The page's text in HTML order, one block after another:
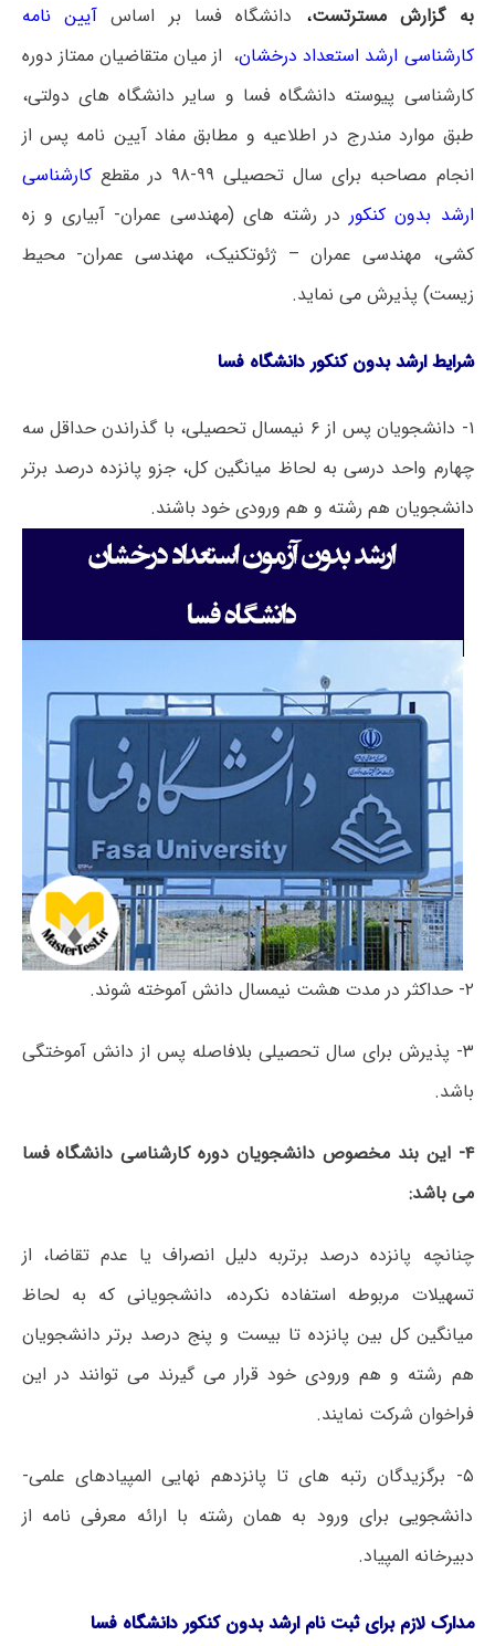
به گزارش مسترتست، دانشگاه فسا بر اساسآیین نامه
کارشناسی ارشد استعداد درخشان، از میان متقاضیان ممتاز دوره
کارشناسی پیوسته دانشگاه فسا و سایر دانشگاه های دولتی،
طبق موارد مندرج در اطلاعیه و مطابق مفاد آیین نامه پس از
انجام مصاحبه برای سال تحصیلی ۹۹-۹۸ در مقطع
کارشناسی
ارشد بدون کنکور در رشته های (مهندسی عمران- آبیاری و زه
کشی، مهندسی عمران – ژئوتکنیک، مهندسی عمران- محیط
زیست) پذیرش می نماید.
شرایط ارشد بدون کنکور دانشگاه فسا
۱- دانشجویان پس از ۶ نیمسال تحصیلی، با گذراندن حداقل سه
چهارم واحد درسی به لحاظ میانگین کل، جزو پانزده درصد برتر
دانشجویان هم رشته و هم ورودی خود باشند.
۲- حداکثر در مدت هشت نیمسال دانش آموخته شوند.
۳- پذیرش برای سال تحصیلی بلافاصله پس از دانش آموختگی
باشد.
۴- این بند مخصوص دانشجویان دوره کارشناسی دانشگاه فسا
می باشد:
چنانچه پانزده درصد برتربه دلیل انصراف یا عدم تقاضا، از
تسهیلات مربوطه استفاده نکرده، دانشجویانی که به لحاظ
میانگین کل بین پانزده تا بیست و پنج درصد برتر دانشجویان
هم رشته و هم ورودی خود قرار می گیرند می توانند در این
فراخوان شرکت نمایند.
۵- برگزیدگان رتبه های تا پانزدهم نهایی المپیادهای علمی-
دانشجویی برای ورود به همان رشته با ارائه معرفی نامه از
دبیرخانه المپیاد.
مدارک لازم برای ثبت نامارشد بدون کنکور دانشگاه فسا